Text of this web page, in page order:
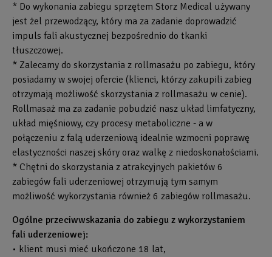
* Do wykonania zabiegu sprzętem Storz Medical używany
jest żel przewodzący, który ma za zadanie doprowadzić
impuls fali akustycznej bezpośrednio do tkanki
tłuszczowej.
* Zalecamy do skorzystania z rollmasażu po zabiegu, który
posiadamy w swojej ofercie (klienci, którzy zakupili zabieg
otrzymają możliwość skorzystania z rollmasażu w cenie).
Rollmasaż ma za zadanie pobudzić nasz układ limfatyczny,
układ mięśniowy, czy procesy metaboliczne - a w
połączeniu z falą uderzeniową idealnie wzmocni poprawę
elastyczności naszej skóry oraz walkę z niedoskonałościami.
* Chętni do skorzystania z atrakcyjnych pakietów 6
zabiegów fali uderzeniowej otrzymują tym samym
możliwość wykorzystania również 6 zabiegów rollmasażu.
Ogólne przeciwwskazania do zabiegu z wykorzystaniem
fali uderzeniowej:
• klient musi mieć ukończone 18 lat,